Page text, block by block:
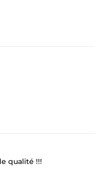
qualité !!!